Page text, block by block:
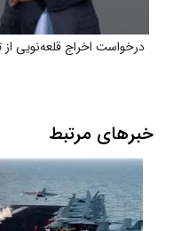
درخواست اخراج قلعه‌نویی از
خبرهای مرتبط